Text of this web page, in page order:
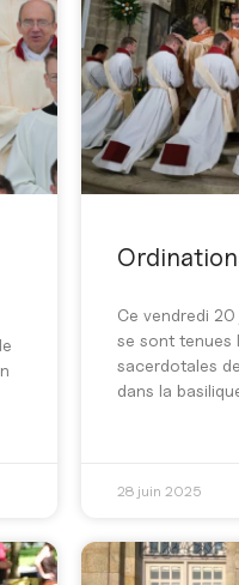
Ce vendredi
se sont tenues
sacerdotales
dans la
28 juin 2025